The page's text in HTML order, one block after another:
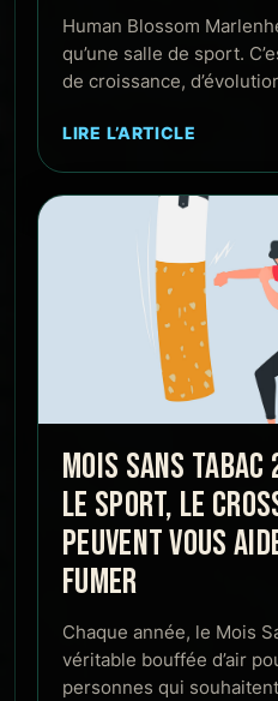
Human Blossom
qu’une salle de sport.
de croissance,
LIRE L’ARTICLE
MOIS SANS
LE SPORT, LE
PEUVENT VOUS
FUMER
Chaque année, le Mois
véritable bouffée d’air
personnes qui